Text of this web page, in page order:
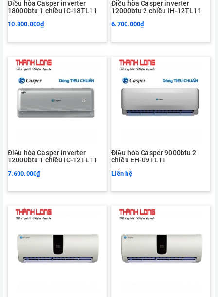
Điều hòa Casper inverter
18000btu 1 chiều IC-18TL11
10.800.000₫
Điều hòa Casper inverter
12000btu 2 chiều IH-12TL11
6.700.000₫
Điều hòa Casper inverter
12000btu 1 chiều IC-12TL11
7.600.000₫
Điều hòa Casper 9000btu 2
chiều EH-09TL11
Liên hệ